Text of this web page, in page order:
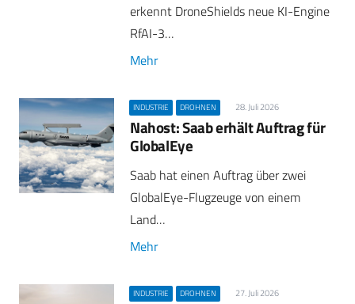
erkennt DroneShields neue KI-Engine
RfAI-3…
Mehr
INDUSTRIE DROHNEN 28. Juli 2026
Nahost: Saab erhält Auftrag für
GlobalEye
Saab hat einen Auftrag über zwei
GlobalEye-Flugzeuge von einem
Land…
Mehr
INDUSTRIE DROHNEN 27. Juli 2026